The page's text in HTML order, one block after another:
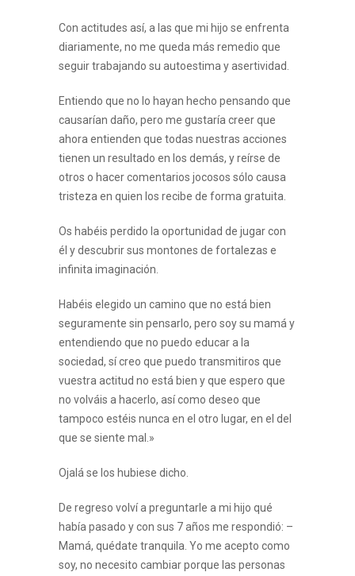
Con actitudes así, a las que mi hijo se enfrenta
diariamente, no me queda más remedio que
seguir trabajando su autoestima y asertividad.
Entiendo que no lo hayan hecho pensando que
causarían daño, pero me gustaría creer que
ahora entienden que todas nuestras acciones
tienen un resultado en los demás, y reírse de
otros o hacer comentarios jocosos sólo causa
tristeza en quien los recibe de forma gratuita.
Os habéis perdido la oportunidad de jugar con
él y descubrir sus montones de fortalezas e
infinita imaginación.
Habéis elegido un camino que no está bien
seguramente sin pensarlo, pero soy su mamá y
entendiendo que no puedo educar a la
sociedad, sí creo que puedo transmitiros que
vuestra actitud no está bien y que espero que
no volváis a hacerlo, así como deseo que
tampoco estéis nunca en el otro lugar, en el del
que se siente mal.»
Ojalá se los hubiese dicho.
De regreso volví a preguntarle a mi hijo qué
había pasado y con sus 7 años me respondió: –
Mamá, quédate tranquila. Yo me acepto como
soy, no necesito cambiar porque las personas